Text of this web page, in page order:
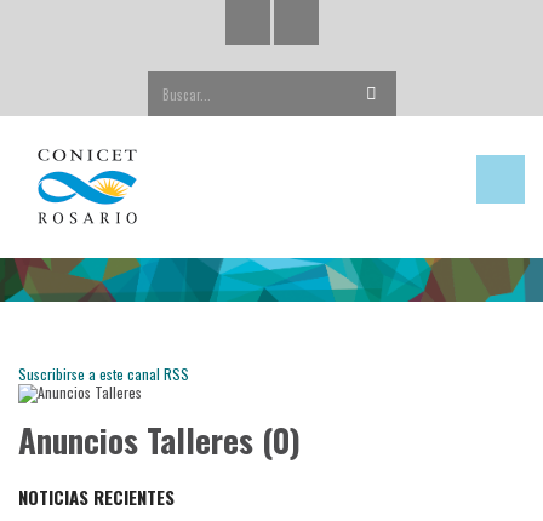
Suscribirse a este canal RSS
Anuncios Talleres (0)
NOTICIAS RECIENTES